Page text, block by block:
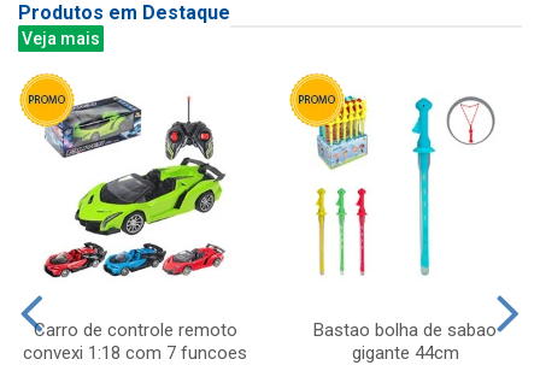
Produtos em Destaque
Veja mais
Carro de controle remoto
convexi 1:18 com 7 funcoes
Bastao bolha de sabao
gigante 44cm